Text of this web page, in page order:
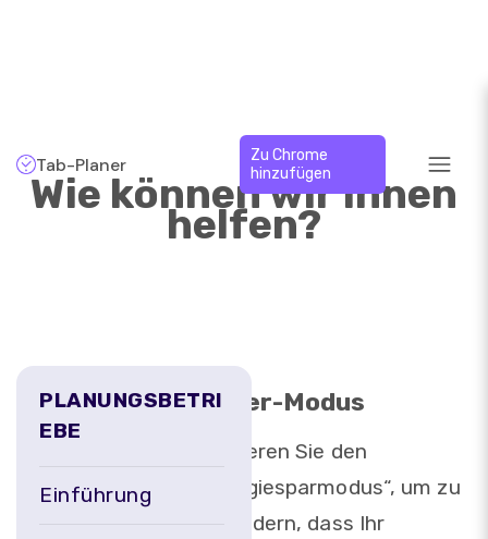
Tab-Planer
Zu Chrome
hinzufügen
Wie können wir Ihnen
helfen?
PLANUNGSBETRI
EBE
Einführung
Power-Modus
Aktivieren Sie den
„Energiesparmodus“, um zu
verhindern, dass Ihr